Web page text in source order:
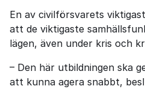
En av civilförsvarets
att de viktigaste
lägen, även under kris och
– Den här utbildningen ska
att kunna agera snabbt,